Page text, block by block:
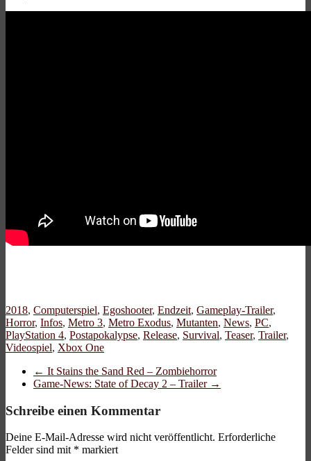
2018, Computerspiel, Egoshooter, Endzeit, Gameplay-Trailer,
Horror, Infos, Metro 3, Metro Exodus, Mutanten, News, PC,
PlayStation 4, Postapokalypse, Release, Survival, Teaser, Trailer,
Videospiel, Xbox One
← It Stains the Sand Red – Zombiehorror
Game-News: State of Decay 2 – Trailer →
Schreibe einen Kommentar
Deine E-Mail-Adresse wird nicht veröffentlicht. Erforderliche
Felder sind mit * markiert